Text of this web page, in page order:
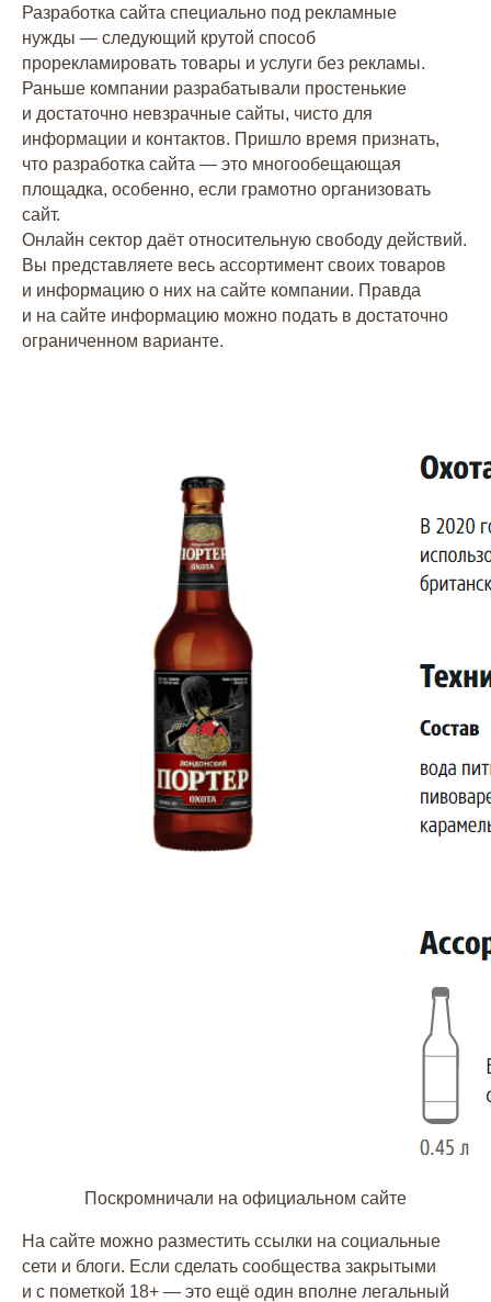
Разработка сайта специально под рекламные
нужды — следующий крутой способ
прорекламировать товары и услуги без рекламы.
Раньше компании разрабатывали простенькие
и достаточно невзрачные сайты, чисто для
информации и контактов. Пришло время признать,
что разработка сайта — это многообещающая
площадка, особенно, если грамотно организовать
сайт.
Онлайн сектор даёт относительную свободу действий.
Вы представляете весь ассортимент своих товаров
и информацию о них на сайте компании. Правда
и на сайте информацию можно подать в достаточно
ограниченном варианте.
Поскромничали на официальном сайте
На сайте можно разместить ссылки на социальные
сети и блоги. Если сделать сообщества закрытыми
и с пометкой 18+ — это ещё один вполне легальный